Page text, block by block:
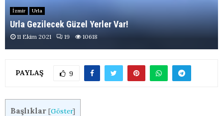
İzmir Urla
Urla Gezilecek Güzel Yerler Var!
11 Ekim 2021 19 10618
PAYLAŞ 9
Başlıklar [Göster]